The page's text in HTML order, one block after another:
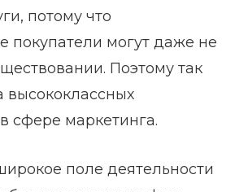
потому что
покупатели могут даже не
Поэтому так
высококлассных
сфере маркетинга.
поле деятельности